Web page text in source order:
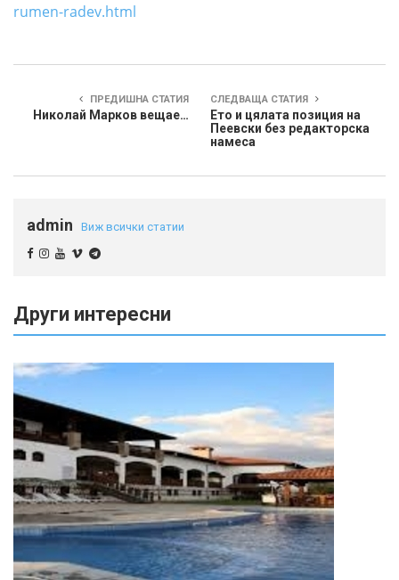
rumen-radev.html
ПРЕДИШНА СТАТИЯ
Николай Марков вещае…
СЛЕДВАЩА СТАТИЯ
Ето и цялата позиция на
Пеевски без редакторска
намеса
admin Виж всички статии
Други интересни